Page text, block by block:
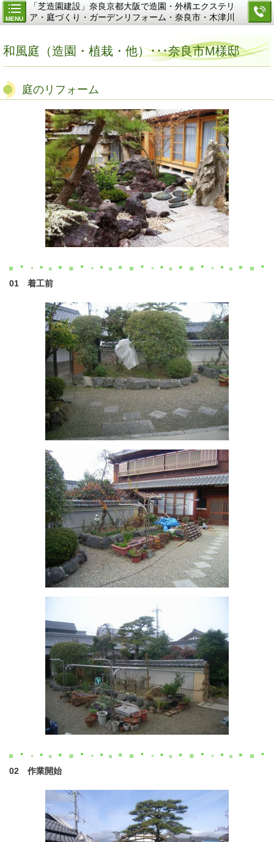
MENU
「芝造園建設」奈良京都大阪で造園・外構エクステリ
ア・庭づくり・ガーデンリフォーム・奈良市・木津川
和風庭（造園・植栽・他）･･･奈良市M様邸
庭のリフォーム
01 着工前
02 作業開始